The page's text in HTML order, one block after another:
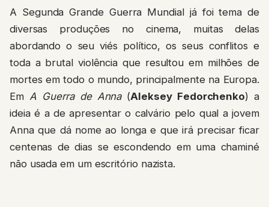
A Segunda Grande Guerra Mundial já foi tema de
diversas produções no cinema, muitas delas
abordando o seu viés político, os seus conflitos e
toda a brutal violência que resultou em milhões de
mortes em todo o mundo, principalmente na Europa.
Em A Guerra de Anna (Aleksey Fedorchenko) a
ideia é a de apresentar o calvário pelo qual a jovem
Anna que dá nome ao longa e que irá precisar ficar
centenas de dias se escondendo em uma chaminé
não usada em um escritório nazista.